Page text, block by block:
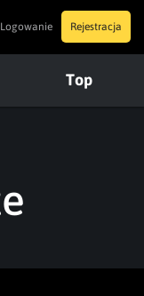
Logowanie Rejestracja
Top